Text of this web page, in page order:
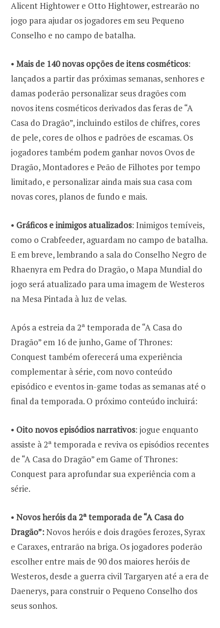
Alicent Hightower e Otto Hightower, estrearão no
jogo para ajudar os jogadores em seu Pequeno
• Mais de 140 novas opções de itens cosméticos:
lançados a partir das próximas semanas, senhores e
damas poderão personalizar seus dragões com
novos itens cosméticos derivados das feras de “A
Casa do Dragão”, incluindo estilos de chifres, cores
de pele, cores de olhos e padrões de escamas. Os
jogadores também podem ganhar novos Ovos de
Dragão, Montadores e Peão de Filhotes por tempo
limitado, e personalizar ainda mais sua casa com
• Gráficos e inimigos atualizados: Inimigos temíveis,
como o Crabfeeder, aguardam no campo de batalha.
E em breve, lembrando a sala do Conselho Negro de
Rhaenyra em Pedra do Dragão, o Mapa Mundial do
jogo será atualizado para uma imagem de Westeros
na Mesa Pintada à luz de velas.
Após a estreia da 2ª temporada de “A Casa do
Dragão” em 16 de junho, Game of Thrones:
Conquest também oferecerá uma experiência
complementar à série, com novo conteúdo
episódico e eventos in-game todas as semanas até o
• Oito novos episódios narrativos: jogue enquanto
assiste à 2ª temporada e reviva os episódios recentes
de “A Casa do Dragão” em Game of Thrones:
Conquest para aprofundar sua experiência com a
• Novos heróis da 2ª temporada de “A Casa do
Dragão”:Novos heróis e dois dragões ferozes, Syrax
e Caraxes, entrarão na briga. Os jogadores poderão
escolher entre mais de 90 dos maiores heróis de
Westeros, desde a guerra civil Targaryen até a era de
Daenerys, para construir o Pequeno Conselho dos